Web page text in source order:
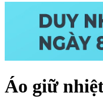
Áo giữ